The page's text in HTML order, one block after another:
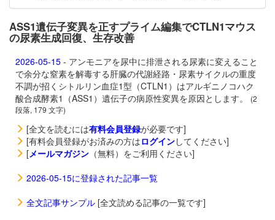
ASS1遺伝子変異を正すプライム編集でCTLN1マウス
の尿素生成回復、生存改善
2026-05-15 - アンモニアを尿中に排泄される尿素に変えること
で余分な窒素を解毒する肝臓の代謝経路・尿素サイクルの重度
不調が招くシトルリン血症1型（CTLN1）はアルギニノコハク
酸合成酵素1（ASS1）遺伝子の病原性変異を原因とします。
(2
段落, 179 文字)
[全文を読むには有料会員登録が必要です]
[有料会員登録がお済みの方はログインしてください]
[メールマガジン （無料）をご利用ください]
2026-05-15に登録された記事一覧
全文記事サンプル [全文読める記事の一覧です]